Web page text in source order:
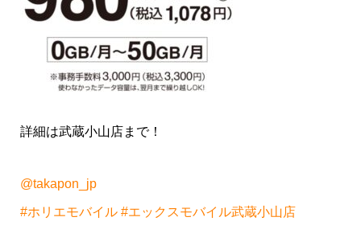
詳細は武蔵小山店まで！
@takapon_jp
#ホリエモバイル #エックスモバイル武蔵小山店